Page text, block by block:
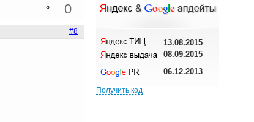
0
#8
13.08.2015
08.09.2015
06.12.2013
Получить код